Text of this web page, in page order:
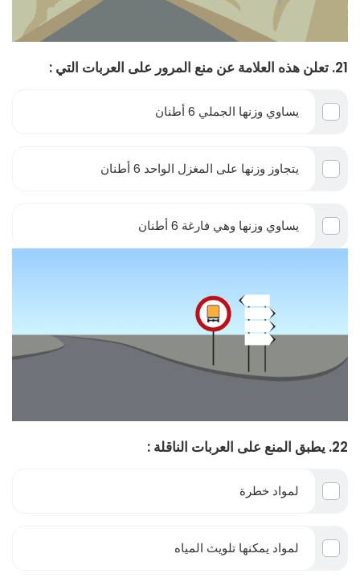
21. تعلن هذه العلامة عن منع المرور على العربات التي :
يساوي وزنها الجملي 6 أطنان
يتجاوز وزنها على المغزل الواحد 6 أطنان
يساوي وزنها وهي فارغة 6 أطنان
22. يطبق المنع على العربات الناقلة :
لمواد خطرة
لمواد يمكنها تلويث المياه